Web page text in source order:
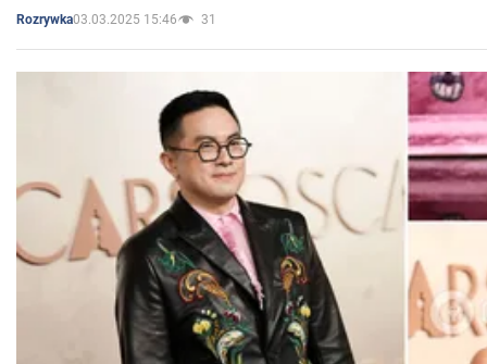
Rozrywka03.03.2025 15:46 31